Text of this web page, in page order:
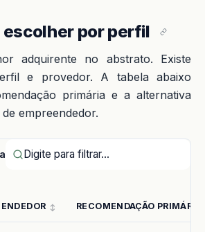
escolher por perfil
adquirente no abstrato. Existe
e provedor. A tabela abaixo
primária e a alternativa
empreendedor.
RECOMENDAÇÃO PRIMÁRIA